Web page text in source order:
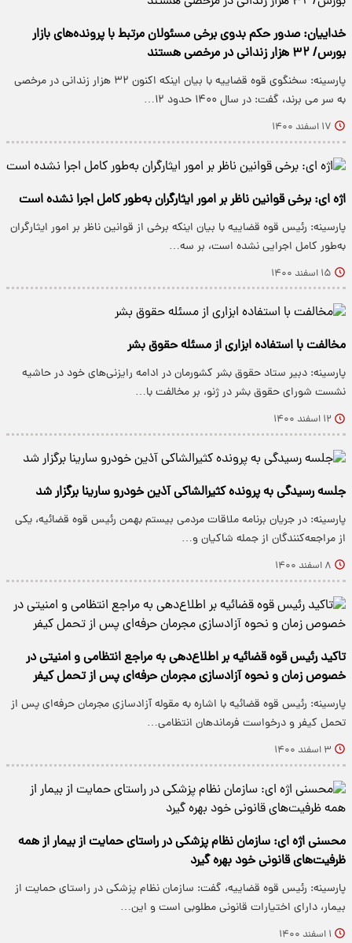
خداییان: صدور حکم بدوی برخی مسئولان مرتبط با پرونده‌های بازار
بورس/ ۳۲ هزار زندانی در مرخصی هستند
پارسینه: سخنگوی قوه قضاییه با بیان اینکه اکنون ۳۲ هزار زندانی در مرخصی
به سر می برند، گفت: در سال ۱۴۰۰ حدود ۱۲…
۱۷ اسفند ۱۴۰۰
اژه ای: برخی قوانین ناظر بر امور ایثارگران به‌طور کامل اجرا نشده است
پارسینه: رئیس قوه قضاییه با بیان اینکه برخی از قوانین ناظر بر امور ایثارگران
به‌طور کامل اجرایی نشده است، بر سه…
۱۵ اسفند ۱۴۰۰
مخالفت با استفاده ابزاری از مسئله حقوق بشر
پارسینه: دبیر ستاد حقوق بشر کشورمان در ادامه رایزنی‌های خود در حاشیه
نشست شورای حقوق بشر در ژنو، بر مخالفت با…
۱۲ اسفند ۱۴۰۰
جلسه رسیدگی به پرونده کثیرالشاکی آذین خودرو سارینا برگزار شد
پارسینه: در جریان برنامه ملاقات مردمی بیستم بهمن رئیس قوه قضائیه، یکی
از مراجعه‌کنندگان از جمله شاکیان و…
۸ اسفند ۱۴۰۰
تاکید رئیس قوه قضائیه بر اطلاع‌دهی به مراجع انتظامی و امنیتی در
خصوص زمان و نحوه آزادسازی مجرمان حرفه‌ای پس از تحمل کیفر
پارسینه: رئیس قوه قضائیه با اشاره به مقوله آزادسازی مجرمان حرفه‌ای پس از
تحمل کیفر و درخواست فرماندهان انتظامی…
۳ اسفند ۱۴۰۰
محسنی اژه ای: سازمان نظام پزشکی در راستای حمایت از بیمار از همه
ظرفیت‌های قانونی خود بهره گیرد
پارسینه: رئیس قوه قضاییه، گفت: سازمان نظام پزشکی در راستای حمایت از
بیمار، دارای اختیارات قانونی مطلوبی است و این…
۱ اسفند ۱۴۰۰